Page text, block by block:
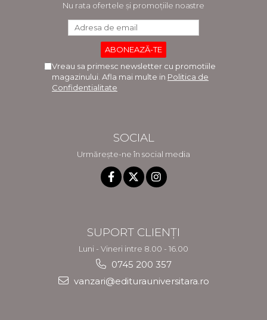
Nu rata ofertele și promoțiile noastre
Vreau sa primesc newsletter cu promotiile
magazinului. Afla mai multe in Politica de
Confidentialitate
SOCIAL
Urmărește-ne în social media
SUPORT CLIENȚI
Luni - Vineri intre 8.00 - 16.00
0745 200 357
vanzari@editurauniversitara.ro